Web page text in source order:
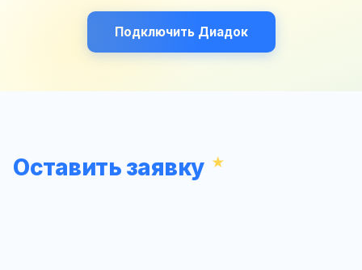
Подключить Диадок
Оставить заявку